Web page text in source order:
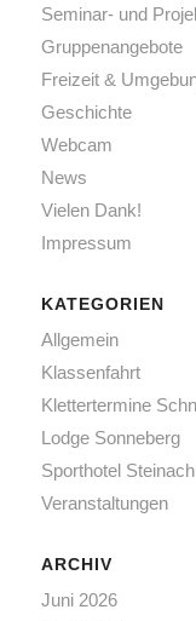
Seminar- und
Gruppenangebote
Freizeit &
Geschichte
Webcam
News
Vielen Dank!
Impressum
KATEGORIEN
Allgemein
Klassenfahrt
Klettertermine
Lodge Sonneberg
Sporthotel Steinach
Veranstaltungen
ARCHIV
Juni 2026